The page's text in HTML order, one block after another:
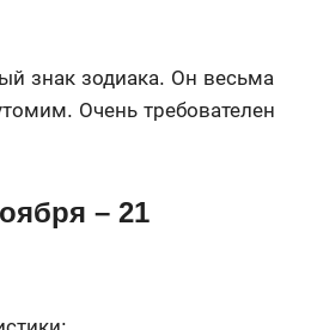
знак зодиака. Он весьма
Очень требователен
– 21